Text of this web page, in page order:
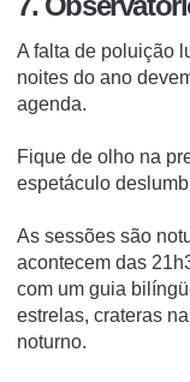
A falta de poluição
noites do ano
agenda.
Fique de olho na
espetáculo
As sessões são
acontecem das
com um guia
estrelas, crateras
noturno.